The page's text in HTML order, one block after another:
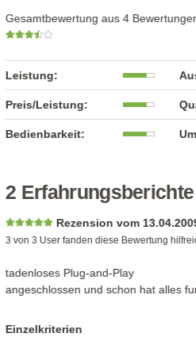
Gesamtbewertung aus 4
Leistung:
Preis/Leistung:
Bedienbarkeit:
2 Erfahrungsberichte
Rezension vom
3 von 3 User fanden diese Bewertung
tadenloses Plug-and-Play
angeschlossen und schon hat alles
Einzelkriterien